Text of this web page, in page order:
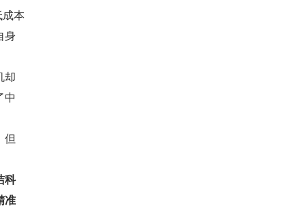
本
身
却
中
但
科
准